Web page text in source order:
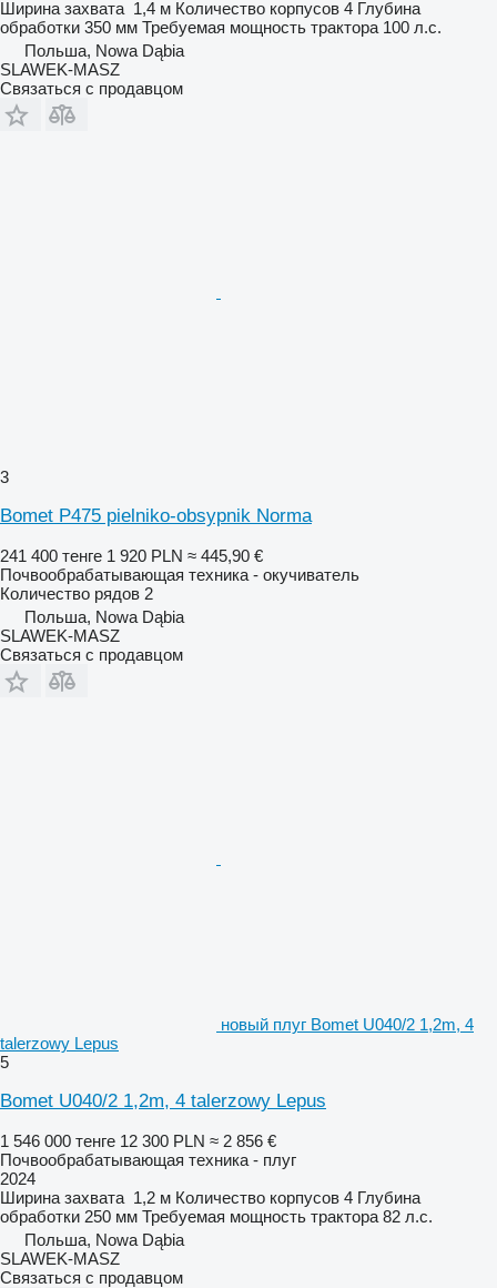
Ширина захвата 1,4 м Количество корпусов 4 Глубина
обработки 350 мм Требуемая мощность трактора 100 л.с.
Польша, Nowa Dąbia
SLAWEK-MASZ
Связаться с продавцом
3
Bomet P475 pielniko-obsypnik Norma
241 400 тенге 1 920 PLN ≈ 445,90 €
Почвообрабатывающая техника - окучиватель
Количество рядов 2
Польша, Nowa Dąbia
SLAWEK-MASZ
Связаться с продавцом
новый плуг Bomet U040/2 1,2m, 4
talerzowy Lepus
5
Bomet U040/2 1,2m, 4 talerzowy Lepus
1 546 000 тенге 12 300 PLN ≈ 2 856 €
Почвообрабатывающая техника - плуг
2024
Ширина захвата 1,2 м Количество корпусов 4 Глубина
обработки 250 мм Требуемая мощность трактора 82 л.с.
Польша, Nowa Dąbia
SLAWEK-MASZ
Связаться с продавцом